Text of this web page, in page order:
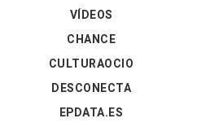
VÍDEOS
CHANCE
CULTURAOCIO
DESCONECTA
EPDATA.ES